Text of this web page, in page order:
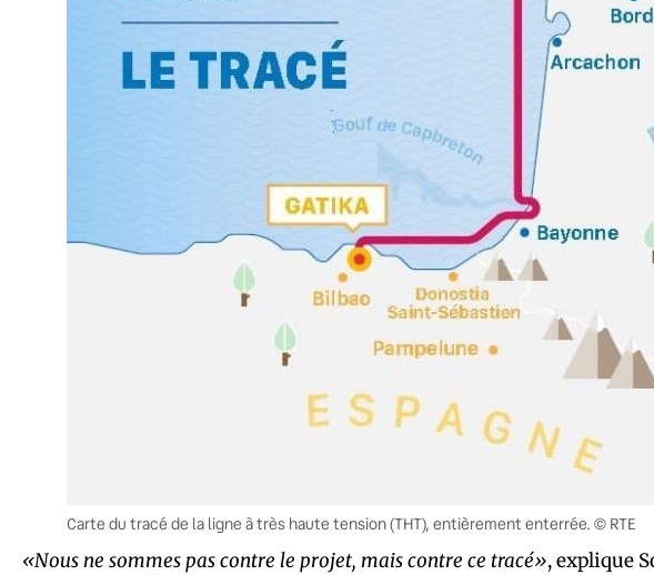
Carte du tracé de la ligne à très haute tension (THT), entièrement enterrée. © RTE
«Nous ne sommes pas contre le projet, mais contre ce tracé», explique